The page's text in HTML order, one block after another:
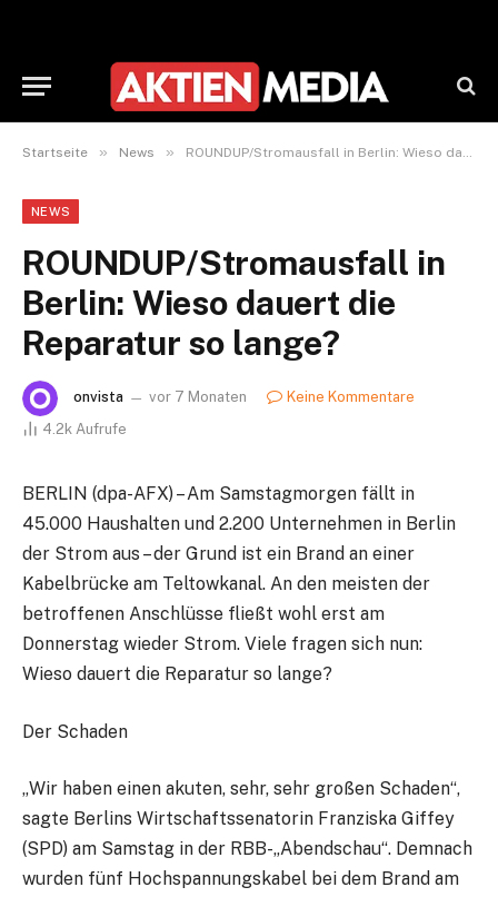
Startseite » News » ROUNDUP/Stromausfall in Berlin: Wieso dauert die Reparatur so lange?
NEWS
ROUNDUP/Stromausfall in
Berlin: Wieso dauert die
Reparatur so lange?
onvista vor 7 Monaten
Keine Kommentare
4.2k Aufrufe
BERLIN (dpa-AFX) – Am Samstagmorgen fällt in
45.000 Haushalten und 2.200 Unternehmen in Berlin
der Strom aus – der Grund ist ein Brand an einer
Kabelbrücke am Teltowkanal. An den meisten der
betroffenen Anschlüsse fließt wohl erst am
Donnerstag wieder Strom. Viele fragen sich nun:
Wieso dauert die Reparatur so lange?
Der Schaden
„Wir haben einen akuten, sehr, sehr großen Schaden“,
sagte Berlins Wirtschaftssenatorin Franziska Giffey
(SPD) am Samstag in der RBB-„Abendschau“. Demnach
wurden fünf Hochspannungskabel bei dem Brand am